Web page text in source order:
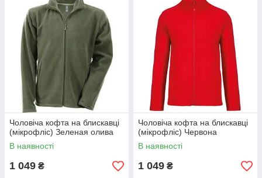
Чоловіча кофта на блискавці
(мікрофліс) Зеленая олива
В наявності
1 049 ₴
Чоловіча кофта на блискавці
(мікрофліс) Червона
В наявності
1 049 ₴